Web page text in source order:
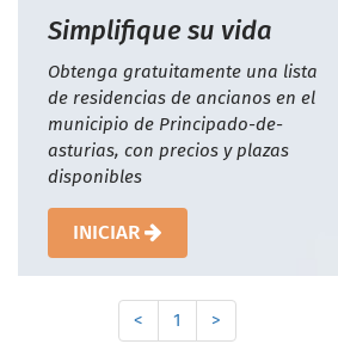
Simplifique su vida
Obtenga gratuitamente una lista
de residencias de ancianos en el
municipio de Principado-de-
asturias, con precios y plazas
disponibles
INICIAR
< 1 >